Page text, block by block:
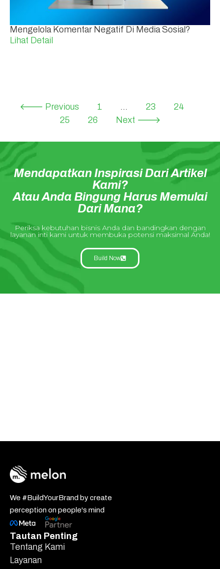
Mengelola Komentar Negatif Di Media Sosial?
Lihat Detail
🡐 Previous 1 … 23
24
25
26 Next 🡒
Mendapatkan Inspirasi Dari Artikel
Kami?
Atau Anda Bingung Harus Memulai
Dari Mana?
Periksa kebutuhan bisnis Anda dan bandingkan dengan
layanan inti kami untuk membuka potensi maksimal Anda!
Build Now
We #BuildYourBrand by create
perception on people's mind
Tautan Penting
Tentang Kami
Layanan